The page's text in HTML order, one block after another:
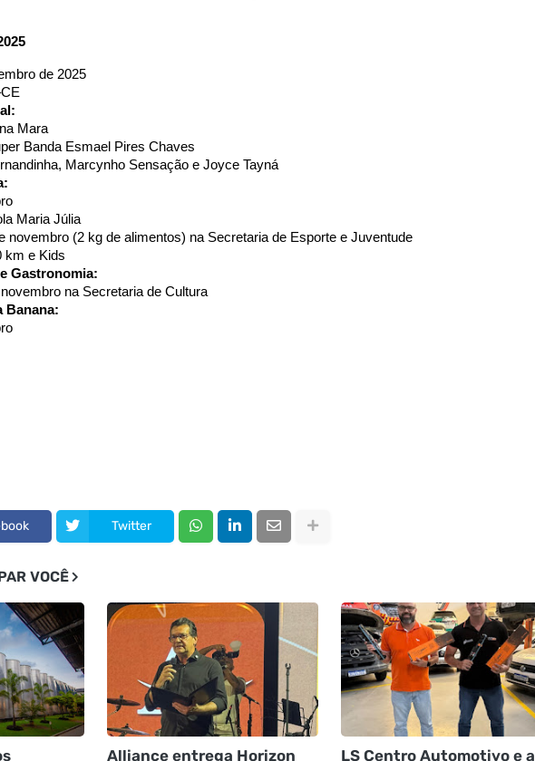
de 2025
Mara
Banda Esmael Pires Chaves
Marcynho Sensação e Joyce Tayná
Maria Júlia
novembro (2 kg de alimentos) na Secretaria de Esporte e Juventude
km e Kids
Gastronomia:
na Secretaria de Cultura
Banana:
Twitter
VOCÊ
Alliance entrega Horizon LS Centro Automotivo e a